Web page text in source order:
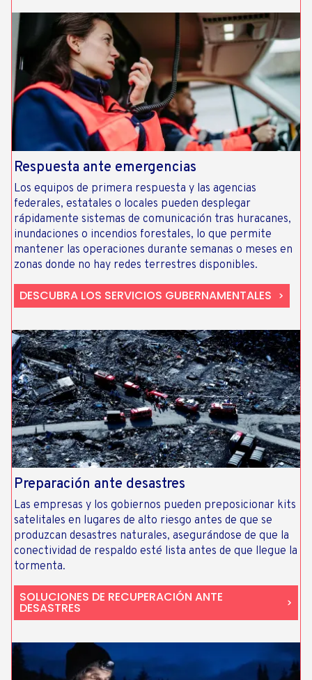
Respuesta ante emergencias
Los equipos de primera respuesta y las agencias
federales, estatales o locales pueden desplegar
rápidamente sistemas de comunicación tras huracanes,
inundaciones o incendios forestales, lo que permite
mantener las operaciones durante semanas o meses en
zonas donde no hay redes terrestres disponibles.
DESCUBRA LOS SERVICIOS GUBERNAMENTALES
Preparación ante desastres
Las empresas y los gobiernos pueden preposicionar kits
satelitales en lugares de alto riesgo antes de que se
produzcan desastres naturales, asegurándose de que la
conectividad de respaldo esté lista antes de que llegue la
tormenta.
SOLUCIONES DE RECUPERACIÓN ANTE
DESASTRES